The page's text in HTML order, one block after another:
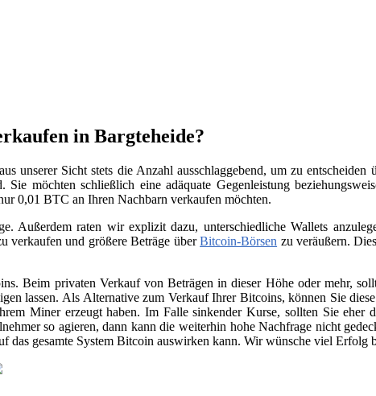
in Bargteheide?
unserer Sicht stets die Anzahl ausschlaggebend, um zu entscheiden
möchten schließlich eine adäquate Gegenleistung
0,01 BTC an Ihren Nachbarn verkaufen möchten.
Außerdem raten wir explizit dazu, unterschiedliche Wallets
verkaufen und größere Beträge überBitcoin-Börsen zu veräußern.
Beim privaten Verkauf von Beträgen in dieser Höhe oder mehr,
lassen. Als Alternative zum Verkauf Ihrer Bitcoins, können Sie
Miner erzeugt haben. Im Falle sinkender Kurse, sollten Sie eher
so agieren, dann kann die weiterhin hohe Nachfrage nicht
das gesamte System Bitcoin auswirken kann. Wir wünsche viel